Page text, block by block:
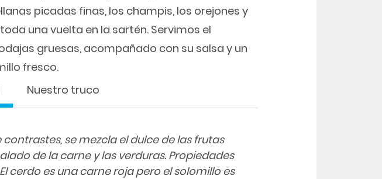
picadas finas, los champis, los orejones y
una vuelta en la sartén. Servimos el
gruesas, acompañado con su salsa y un
fresco.
Nuestro truco
se mezcla el dulce de las frutas
de la carne y las verduras. Propiedades
cerdo es una carne roja pero el solomillo es